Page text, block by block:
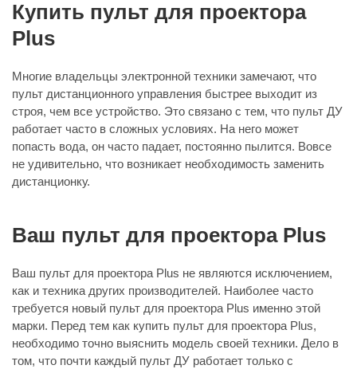
Купить пульт для проектора
Plus
Многие владельцы электронной техники замечают, что
пульт дистанционного управления быстрее выходит из
строя, чем все устройство. Это связано с тем, что пульт ДУ
работает часто в сложных условиях. На него может
попасть вода, он часто падает, постоянно пылится. Вовсе
не удивительно, что возникает необходимость заменить
дистанционку.
Ваш пульт для проектора Plus
Ваш пульт для проектора Plus не являются исключением,
как и техника других производителей. Наиболее часто
требуется новый пульт для проектора Plus именно этой
марки. Перед тем как купить пульт для проектора Plus,
необходимо точно выяснить модель своей техники. Дело в
том, что почти каждый пульт ДУ работает только с